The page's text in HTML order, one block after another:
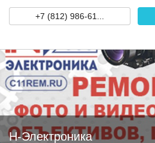
+7 (812) 986-61...
Н-Электроника